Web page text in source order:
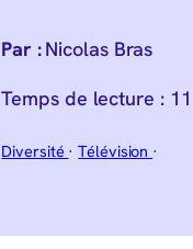
Nicolas Bras
Temps de lecture :
Diversité ·Télévision ·